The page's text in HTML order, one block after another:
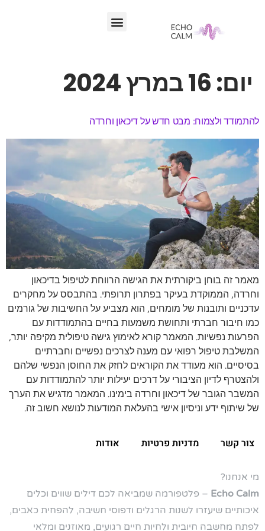
יום:16 במרץ 2024
להתמודד ולצמוח: מבט חדש על דיכאון וחרדה
מאמר זה בוחן ביקורתית את הגישה הרווחת לטיפול בדיכאון
וחרדה, הממוקדת בעיקר בפתרון תרופתי. בהתבסס על מחקרים
עדכניים ותובנות של מומחים, הוא מצביע על החשיבות של גורמים
כמו חיבור חברתי ותחושת משמעות בחיים בהתמודדות עם
הפרעות נפשיות. המאמר קורא לאימוץ גישה טיפולית מקיפה יותר,
המשלבת טיפול רפואי עם מענה לצרכים נפשיים וחברתיים
בסיסיים. הוא מעודד את הקוראים לחזק את החוסן הנפשי שלהם
ולהצטרף לדיון הציבורי על דרכים יעילות יותר להתמודדות עם
המשבר הגובר של דיכאון וחרדה בימינו. המאמר מדגיש את הערך
של שיתוף ידע וניסיון אישי בהעלאת המודעות לנושא חשוב זה.
צור קשר מדניות פרטיות אודות
מי אנחנו?
Echo Calm – פלטפורמה שמביאה לכם דילים שווים וכלים
איכותיים שיעזרו לשנות הרגלים ודפוסי חשיבה, להפחית כאבים,
לפתח מחשבה חיובית ולחיות חיים רגועים, מאוזנים ומלאי